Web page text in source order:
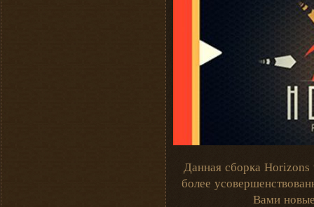
Данная сборка Horizons
более
Вами